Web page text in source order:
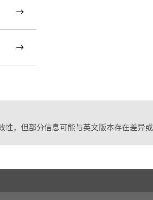
，但部分信息可能与英文版本存在差异